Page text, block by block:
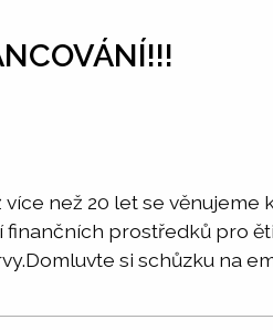
než 20 let se
prostředků pro
si schůzku na